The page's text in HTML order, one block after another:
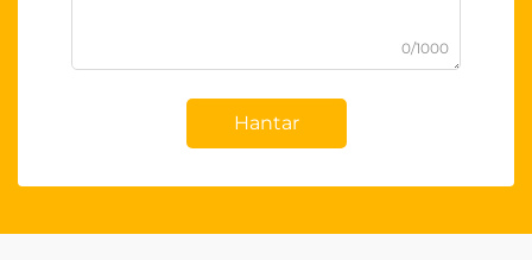
0/1000
Hantar